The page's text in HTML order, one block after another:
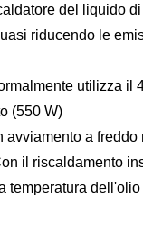
del liquido
riducendo le
utilizza
(550 W)
avviamento a
il riscaldamento
temperatura